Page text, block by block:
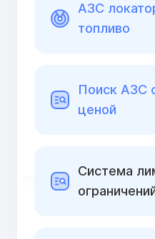
АЗС
топливо
Поиск АЗС
ценой
Cистема